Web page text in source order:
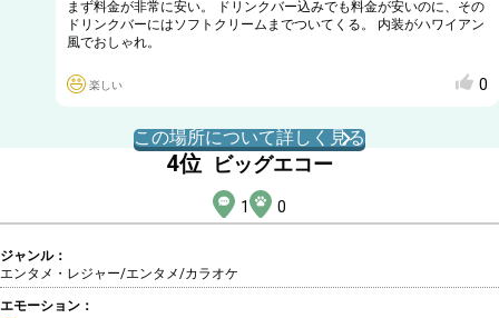
まず料金が非常に安い。 ドリンクバー込みでも料金が安いのに、その
ドリンクバーにはソフトクリームまでついてくる。 内装がハワイアン
風でおしゃれ。
楽しい 0
この場所について詳しく見る
4位 ビッグエコー
1 0
ジャンル：
エンタメ・レジャー/エンタメ /カラオケ
エモーション：